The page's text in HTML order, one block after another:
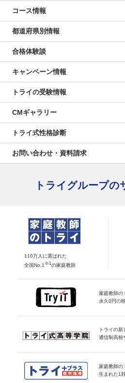
コース情報
都道府県別情報
合格体験談
キャンペーン情報
トライの受験情報
CMギャラリー
トライ式性格診断
お問い合わせ・資料請求
トライグループの
110万人に選ばれた
全国No.1 ※1 の家庭教師
家庭教師の
永久0円の
トライの新
通信制高校
家庭教師の
生まれた1